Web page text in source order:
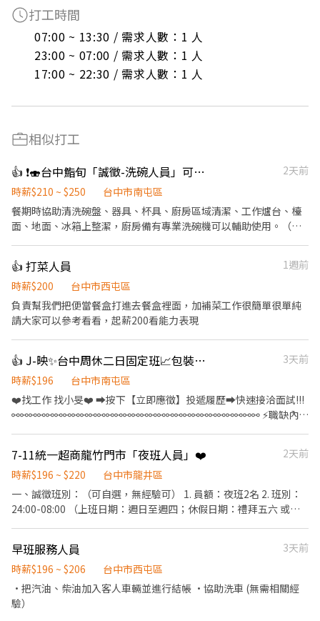
打工時間
07:00 ~ 13:30 / 需求人數：1 人
23:00 ~ 07:00 / 需求人數：1 人
17:00 ~ 22:30 / 需求人數：1 人
相似打工
👍 ❗️🍣台中鮨旬「誠徵-洗碗人員」可長期配合者為優先考量。（週日、週一店休）
2天前
時薪$210 ~ $250
台中市南屯區
餐期時協助清洗碗盤、器具、杯具、廚房區域清潔、工作爐台、檯
面、地面、冰箱上整潔，廚房備有專業洗碗機可以輔助使用。（廚
👍 打菜人員
1週前
時薪$200
台中市西屯區
負責幫我們把便當餐盒打進去餐盒裡面，加補菜工作很簡單很單純
請大家可以參考看看，起薪200看能力表現
👍 J-映✨台中周休二日固定班📈包裝作業員💰急需用錢可預支💯免穿無塵衣💰三節禮金
3天前
時薪$196
台中市南屯區
❤️‍找工作 找小旻❤️‍ ➡按下【立即應徵】投遞履歷➡快速接洽面試!!!
⚯⚯⚯⚯⚯⚯⚯⚯⚯⚯⚯⚯⚯⚯⚯⚯⚯⚯⚯⚯⚯⚯⚯⚯⚯⚯⚯⚯⚯ ⚡職缺內容
📌08:30～17:30（午休1小時） 💰薪資範圍:$30,500/月 (配合加班平
均約$30,500/月~$36800/月) 🎯【休假制度】周休二日(需配合加班)
💰【獎金制度】三節禮金 🎁【福利】 🎉冷氣廠區環境舒適不悶熱 🎉
可預支薪水 ✨ෆෆෆෆෆෆ📞應徵看這裡📞ෆෆෆෆෆෆ✨ ❤️‍服務專員:小旻
7-11統一超商龍竹門市「夜班人員」❤️
2天前
時薪$196 ~ $220
台中市龍井區
一、誠徵班別：（可自選，無經驗可） 1. 員額：夜班2名 2. 班別：
24:00-08:00 （上班日期：週日至週四；休假日期：禮拜五六 或上
檢假、員工體檢補助、勞退提撥金 2. 福利制度： 獎金類： 生日禮
金、年終獎金、三節禮金/品、 績效/特殊班獎勵金 、晉階津貼、職
務加給 保險類： 員工住院慰問金 交通類： 員工停車位 娛樂類： 國
內旅遊補助、尾牙聚餐、每季餐敘補助 其他類： 需穿著員工制服、
早班服務人員
3天前
時薪$196 ~ $206
台中市西屯區
·把汽油、柴油加入客人車輛並進行結帳 ·協助洗車 (無需相關經
驗）